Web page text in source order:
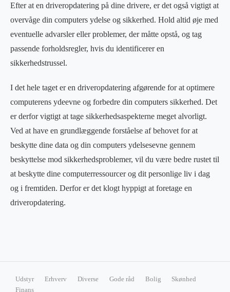
Efter at en driveropdatering på dine drivere, er det også vigtigt at
overvåge din computers ydelse og sikkerhed. Hold altid øje med
eventuelle advarsler eller problemer, der måtte opstå, og tag
passende forholdsregler, hvis du identificerer en
sikkerhedstrussel.
I det hele taget er en driveropdatering afgørende for at optimere
computerens ydeevne og forbedre din computers sikkerhed. Det
er derfor vigtigt at tage sikkerhedsaspekterne meget alvorligt.
Ved at have en grundlæggende forståelse af behovet for at
beskytte dine data og din computers ydelsesevne gennem
beskyttelse mod sikkerhedsproblemer, vil du være bedre rustet til
at beskytte dine computerressourcer og dit personlige liv i dag
og i fremtiden. Derfor er det klogt hyppigt at foretage en
driveropdatering.
Udstyr Erhverv Diverse Gode råd Bolig
Skønhed
Finans